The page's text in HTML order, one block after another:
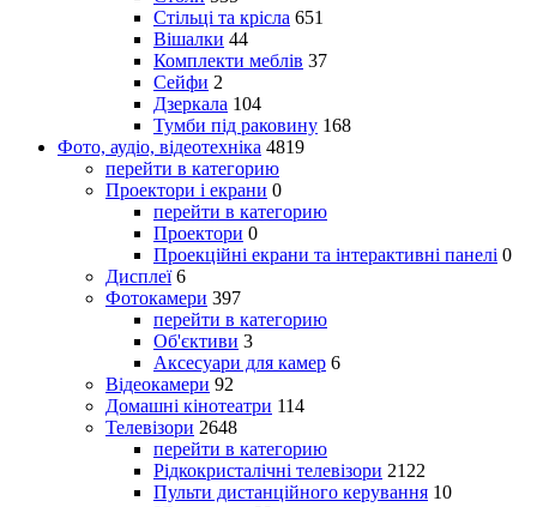
Стільці та крісла 651
Вішалки 44
Комплекти меблів 37
Сейфи 2
Дзеркала 104
Тумби під раковину 168
Фото, аудіо, відеотехніка 4819
перейти в категорию
Проектори і екрани 0
перейти в категорию
Проектори 0
Проекційні екрани та інтерактивні панелі 0
Дисплеї 6
Фотокамери 397
перейти в категорию
Об'єктиви 3
Аксесуари для камер 6
Відеокамери 92
Домашні кінотеатри 114
Телевізори 2648
перейти в категорию
Рідкокристалічні телевізори 2122
Пульти дистанційного керування 10